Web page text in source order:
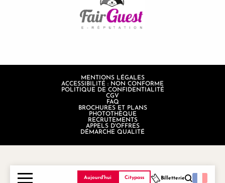
Aujourd'hui Citypass Billetterie
MENTIONS LÉGALES
ACCESSIBILITÉ : NON CONFORME
POLITIQUE DE CONFIDENTIALITÉ
CGV
FAQ
BROCHURES ET PLANS
PHOTOTHÈQUE
RECRUTEMENTS
APPELS D'OFFRES
DÉMARCHE QUALITÉ